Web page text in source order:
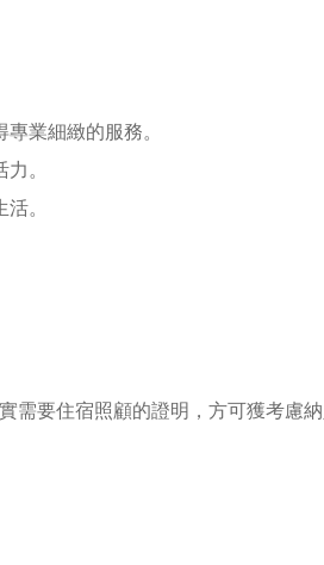
業細緻的服務。
。
。
需要住宿照顧的證明，方可獲考慮